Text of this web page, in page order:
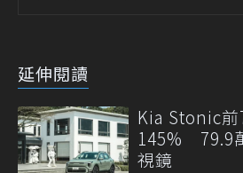
延伸閱讀
Kia Stonic前
145% 79.9
視鏡